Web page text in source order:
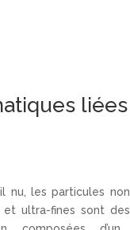
nu, les particules
et ultra-fines sont